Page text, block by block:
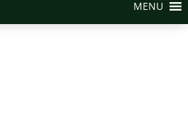
MENU